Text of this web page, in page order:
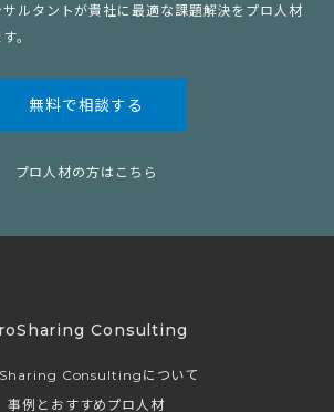
ルタントが貴社に最適な課題解決をプロ人材
。
無料で相談する
プロ人材の方はこちら
Consulting
Consultingについて
事例とおすすめプロ人材